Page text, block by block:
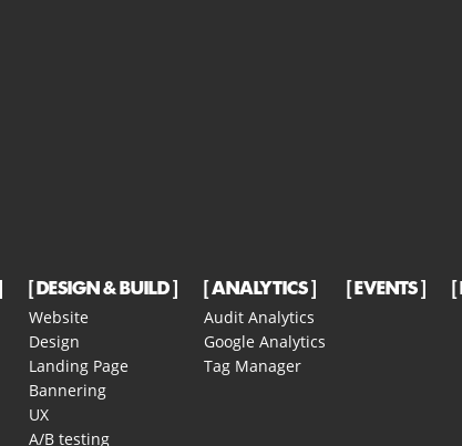
DESIGN & BUILD
Website
Design
Landing Page
Bannering
UX
A/B testing
ANALYTICS
Audit Analytics
Google Analytics
Tag Manager
EVENTS